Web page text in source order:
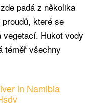
padá z několika
které se
Hukot vody
téměř všechny
in Namibia